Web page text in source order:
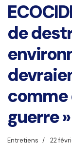
de
comme
guerre »
Entretiens 22